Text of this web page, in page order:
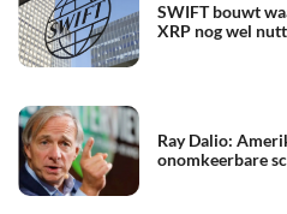
SWIFT bouwt
XRP nog wel
Ray Dalio:
onomkeerbare